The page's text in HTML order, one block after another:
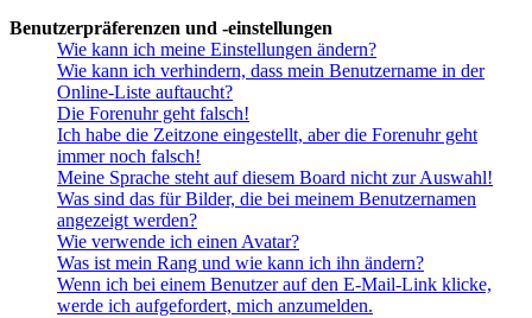
Benutzerpräferenzen und -einstellungen
Wie kann ich meine Einstellungen ändern?
Wie kann ich verhindern, dass mein Benutzername in der
Online-Liste auftaucht?
Die Forenuhr geht falsch!
Ich habe die Zeitzone eingestellt, aber die Forenuhr geht
immer noch falsch!
Meine Sprache steht auf diesem Board nicht zur Auswahl!
Was sind das für Bilder, die bei meinem Benutzernamen
angezeigt werden?
Wie verwende ich einen Avatar?
Was ist mein Rang und wie kann ich ihn ändern?
Wenn ich bei einem Benutzer auf den E-Mail-Link klicke,
werde ich aufgefordert, mich anzumelden.